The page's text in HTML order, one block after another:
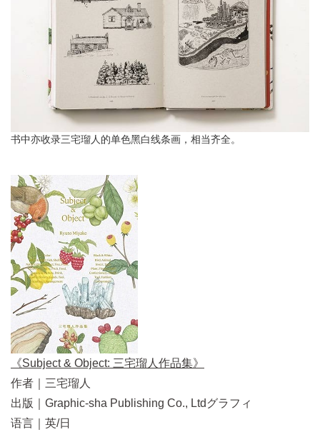
书中亦收录三宅瑠人的单色黑白线条画，相当齐全。
《Subject & Object: 三宅瑠人作品集》
作者｜三宅瑠人
出版｜Graphic-sha Publishing Co., Ltdグラフィ
语言｜英/日